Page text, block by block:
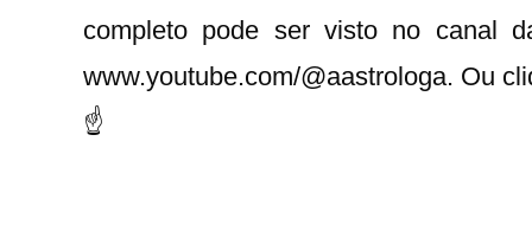
completo pode ser visto no canal
www.youtube.com/@aastrologa. Ou
☝